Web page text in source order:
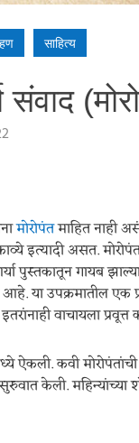
साहित्य
मोरोपंतमाहित नाही
इत्यादी असत.
पुस्तकातून गायब
या उपक्रमातील एक
वाचायला प्रवूत्त
ऐकली. कवी
सुरुवात केली.